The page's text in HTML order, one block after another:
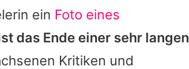
ein Foto eines
das Ende einer sehr langen
Kritiken und